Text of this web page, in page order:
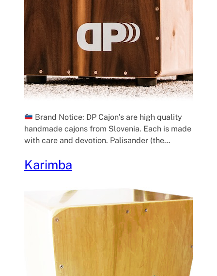
Brand Notice: DP Cajon’s are high quality
handmade cajons from Slovenia. Each is made
with care and devotion. Palisander (the…
Karimba